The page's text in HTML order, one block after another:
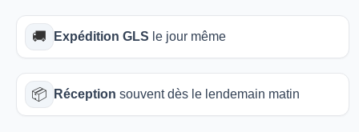
🚚 Expédition GLS le jour même
📦 Réception souvent dès le lendemain matin